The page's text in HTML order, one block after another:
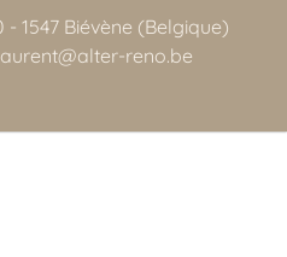
- 1547 Biévène (Belgique)
reno.be